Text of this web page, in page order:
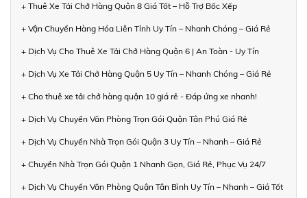
+ Thuê Xe Tải Chở Hàng Quận 8 Giá Tốt – Hỗ Trợ Bốc Xếp
+ Vận Chuyển Hàng Hóa Liên Tỉnh Uy Tín – Nhanh Chóng – Giá Rẻ
+ Dịch Vụ Cho Thuê Xe Tải Chở Hàng Quận 6 | An Toàn - Uy Tín
+ Dịch Vụ Xe Tải Chở Hàng Quận 5 Uy Tín – Nhanh Chóng – Giá Rẻ
+ Cho thuê xe tải chở hàng quận 10 giá rẻ - Đáp ứng xe nhanh!
+ Dịch Vụ Chuyển Văn Phòng Trọn Gói Quận Tân Phú Giá Rẻ
+ Dịch Vụ Chuyển Nhà Trọn Gói Quận 3 Uy Tín – Nhanh – Giá Rẻ
+ Chuyển Nhà Trọn Gói Quận 1 Nhanh Gọn, Giá Rẻ, Phục Vụ 24/7
+ Dịch Vụ Chuyển Văn Phòng Quận Tân Bình Uy Tín – Nhanh – Giá Tốt